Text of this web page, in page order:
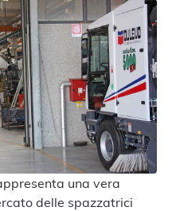
una vera
delle spazzatrici